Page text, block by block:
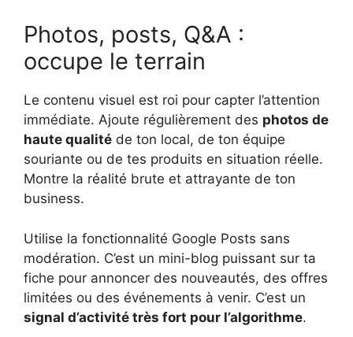
Photos, posts, Q&A :
occupe le terrain
Le contenu visuel est roi pour capter l’attention
immédiate. Ajoute régulièrement des photos de
haute qualité de ton local, de ton équipe
souriante ou de tes produits en situation réelle.
Montre la réalité brute et attrayante de ton
business.
Utilise la fonctionnalité Google Posts sans
modération. C’est un mini-blog puissant sur ta
fiche pour annoncer des nouveautés, des offres
limitées ou des événements à venir. C’est un
signal d’activité très fort pour l’algorithme.